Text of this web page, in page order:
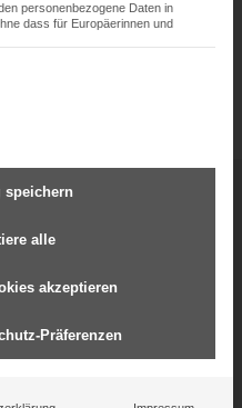
für
Erfolg
personenbezogene Daten in
dass für Europäerinnen und
Gruppen, für die eine
speichern
alle
akzeptieren
Präferenzen